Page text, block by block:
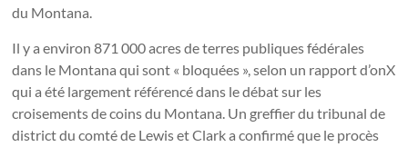
du Montana.
Il y a environ 871 000 acres de terres publiques fédérales
dans le Montana qui sont « bloquées », selon un rapport d’onX
qui a été largement référencé dans le débat sur les
croisements de coins du Montana. Un greffier du tribunal de
district du comté de Lewis et Clark a confirmé que le procès